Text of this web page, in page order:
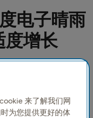
电子晴雨
度增长
度的增长是积极
。一个趋势仍然很
兴行业，即制药
来了解我们网
为您提供更好的体